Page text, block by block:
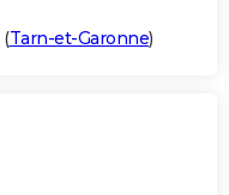
(Tarn-et-Garonne)